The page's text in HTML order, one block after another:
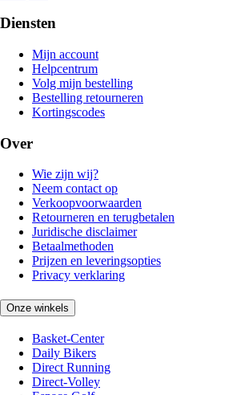
Diensten
Mijn account
Helpcentrum
Volg mijn bestelling
Bestelling retourneren
Kortingscodes
Over
Wie zijn wij?
Neem contact op
Verkoopvoorwaarden
Retourneren en terugbetalen
Juridische disclaimer
Betaalmethoden
Prijzen en leveringsopties
Privacy verklaring
Onze winkels
Basket-Center
Daily Bikers
Direct Running
Direct-Volley